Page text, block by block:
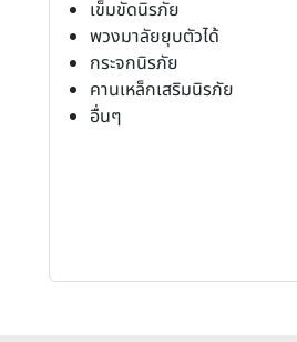
เข็มขัดนิรภัย
พวงมาลัยยุบตัวได้
กระจกนิรภัย
คานเหล็กเสริมนิรภัย
อื่นๆ